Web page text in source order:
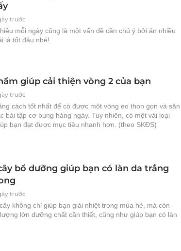
trước
mỗi ngày cũng là một vấn đề cần chú ý bởi ăn nhiều
là tốt đâu nhé!
trước
giúp cải thiện vòng 2 của bạn
cách tốt nhất để có được một vòng eo thon gọn và săn
bài tập cơ bụng hàng ngày. Tuy nhiên, có một vài loại
bạn đạt được mục tiêu nhanh hơn. (theo SKĐS)
trước
bổ dưỡng giúp bạn có làn da trắng
không chỉ giúp bạn giải nhiệt trong mùa hè, mà còn
lớn dưỡng chất cần thiết, cũng như giúp bạn có làn